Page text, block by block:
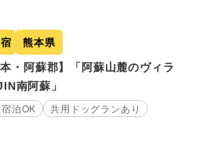
宿 熊本県
本・阿蘇郡】「阿蘇山麓のヴィラ
南阿蘇」
泊OK
共用ドッグランあり